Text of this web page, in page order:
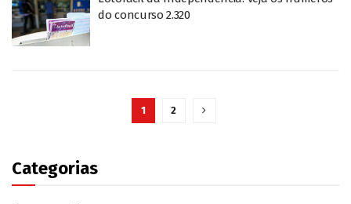
do concurso 2.320
1 2
Categorias